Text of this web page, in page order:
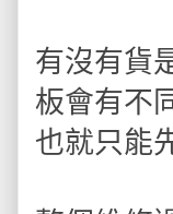
有沒有貨
板會有不
也就只能